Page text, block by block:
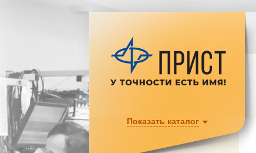
Показать каталог